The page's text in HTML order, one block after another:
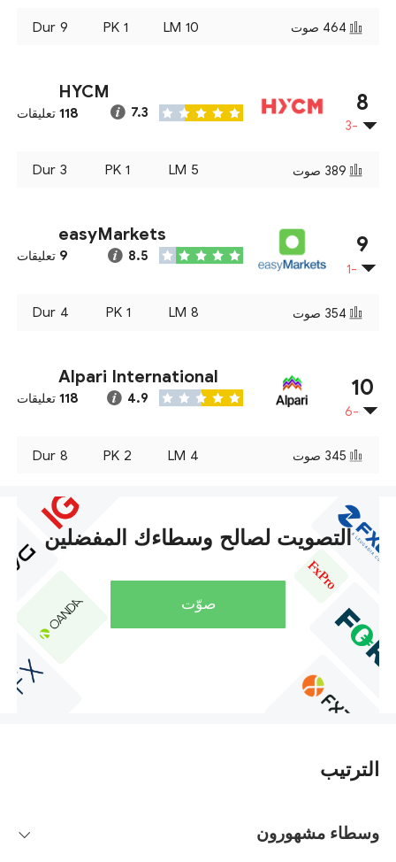
464 صوت 10
LM
1
PK
9
Dur
8
-3
HYCM
7.3
118 تعليقات
389 صوت 5
LM
1
PK
3
Dur
9
-1
easyMarkets
8.5
9 تعليقات
354 صوت 8
LM
1
PK
4
Dur
10
-6
Alpari International
4.9
118 تعليقات
345 صوت 4
LM
2
PK
8
Dur
التصويت لصالح وسطاءك المفضلين
صوّت
الترتيب
وسطاء مشهورون